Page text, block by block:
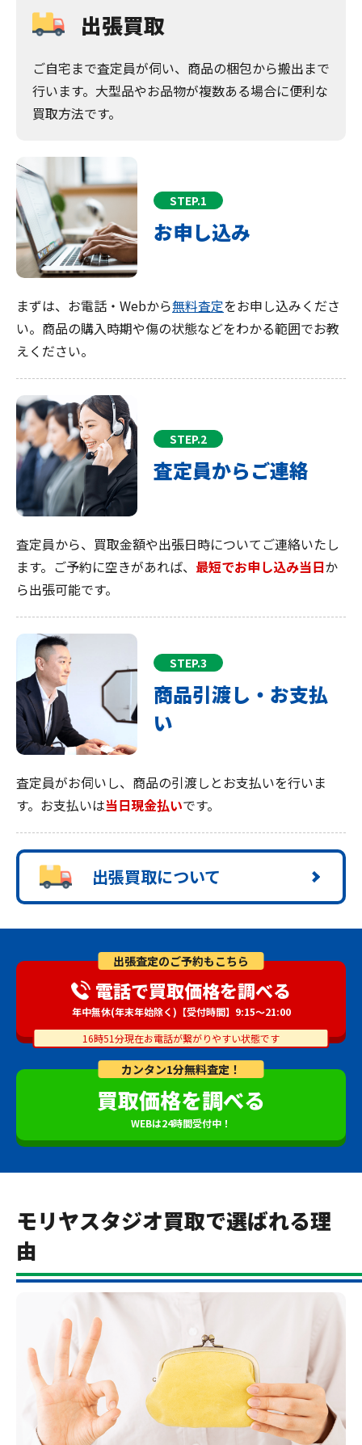
出張買取
ご自宅まで査定員が伺い、商品の梱包から搬出まで
行います。大型品やお品物が複数ある場合に便利な
買取方法です。
STEP.1
お申し込み
まずは、お電話・Webから無料査定をお申し込みくださ
い。商品の購入時期や傷の状態などをわかる範囲でお教
えください。
STEP.2
査定員からご連絡
査定員から、買取金額や出張日時についてご連絡いたし
ます。ご予約に空きがあれば、 最短でお申し込み当日か
ら出張可能です。
STEP.3
商品引渡し・お支払
い
査定員がお伺いし、商品の引渡しとお支払いを行いま
す。お支払いは当日現金払いです。
出張買取について
カンタン1分無料査定！
買取価格を調べる
WEBは24時間受付中！
出張査定のご予約もこちら
電話で買取価格を調べる
年中無休(年末年始除く)【受付時間】9:15～21:00
16時51分現在お電話が繋がりやすい状態です
モリヤスタジオ買取で選ばれる理
由